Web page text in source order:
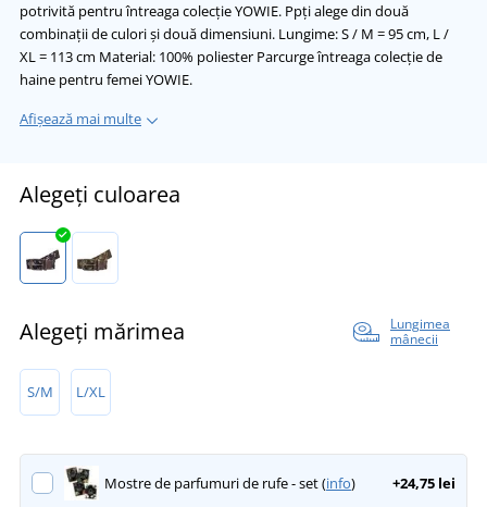
potrivită pentru întreaga colecție YOWIE. Ppți alege din două
combinații de culori și două dimensiuni. Lungime: S / M = 95 cm, L /
XL = 113 cm Material: 100% poliester Parcurge întreaga colecție de
haine pentru femei YOWIE.
Afișează mai multe
Alegeți culoarea
Alegeți mărimea
Lungimea
mânecii
S/M L/XL
Mostre de parfumuri de rufe - set (info) +24,75 lei